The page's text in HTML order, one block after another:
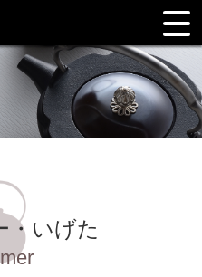
・いげた